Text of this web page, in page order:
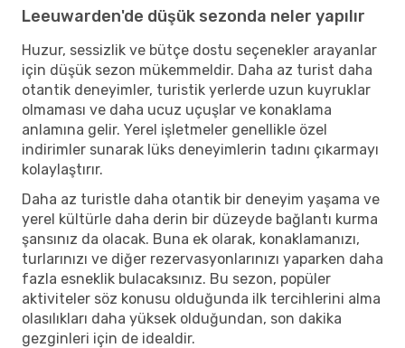
Leeuwarden'de düşük sezonda neler yapılır
Huzur, sessizlik ve bütçe dostu seçenekler arayanlar
için düşük sezon mükemmeldir. Daha az turist daha
otantik deneyimler, turistik yerlerde uzun kuyruklar
olmaması ve daha ucuz uçuşlar ve konaklama
anlamına gelir. Yerel işletmeler genellikle özel
indirimler sunarak lüks deneyimlerin tadını çıkarmayı
kolaylaştırır.
Daha az turistle daha otantik bir deneyim yaşama ve
yerel kültürle daha derin bir düzeyde bağlantı kurma
şansınız da olacak. Buna ek olarak, konaklamanızı,
turlarınızı ve diğer rezervasyonlarınızı yaparken daha
fazla esneklik bulacaksınız. Bu sezon, popüler
aktiviteler söz konusu olduğunda ilk tercihlerini alma
olasılıkları daha yüksek olduğundan, son dakika
gezginleri için de idealdir.